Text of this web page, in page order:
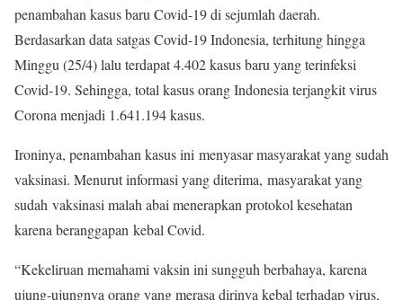
penambahan kasus baru Covid-19 di sejumlah daerah.
Berdasarkan data satgas Covid-19 Indonesia, terhitung hingga
Minggu (25/4) lalu terdapat 4.402 kasus baru yang terinfeksi
Covid-19. Sehingga, total kasus orang Indonesia terjangkit virus
Corona menjadi 1.641.194 kasus.
Ironinya, penambahan kasus ini menyasar masyarakat yang sudah
vaksinasi. Menurut informasi yang diterima, masyarakat yang
sudah vaksinasi malah abai menerapkan protokol kesehatan
karena beranggapan kebal Covid.
“Kekeliruan memahami vaksin ini sungguh berbahaya, karena
ujung-ujungnya orang yang merasa dirinya kebal terhadap virus,